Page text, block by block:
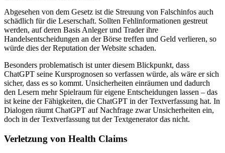
Abgesehen von dem Gesetz ist die Streuung von Falschinfos auch
schädlich für die Leserschaft. Sollten Fehlinformationen gestreut
werden, auf deren Basis Anleger und Trader ihre
Handelsentscheidungen an der Börse treffen und Geld verlieren, so
würde dies der Reputation der Website schaden.
Besonders problematisch ist unter diesem Blickpunkt, dass
ChatGPT seine Kursprognosen so verfassen würde, als wäre er sich
sicher, dass es so kommt. Unsicherheiten einräumen und dadurch
den Lesern mehr Spielraum für eigene Entscheidungen lassen – das
ist keine der Fähigkeiten, die ChatGPT in der Textverfassung hat. In
Dialogen räumt ChatGPT auf Nachfrage zwar Unsicherheiten ein,
doch in der Textverfassung tut der Textgenerator das nicht.
Verletzung von Health Claims